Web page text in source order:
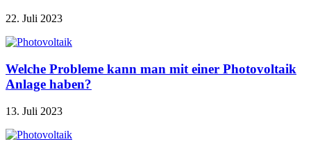
22. Juli 2023
Welche Probleme kann man mit einer Photovoltaik
Anlage haben?
13. Juli 2023